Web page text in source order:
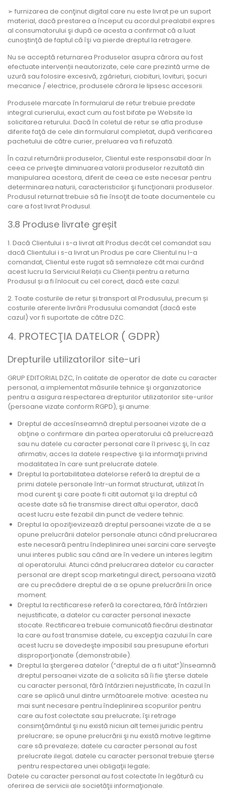
➢ furnizarea de conţinut digital care nu este livrat pe un suport
material, dacă prestarea a început cu acordul prealabil expres
al consumatorului şi după ce acesta a confirmat că a luat
cunoştinţă de faptul că îşi va pierde dreptul la retragere.
Nu se acceptă returnarea Produselor asupra cărora au fost
efectuate intervenții neautorizate, cele care prezintă urme de
uzură sau folosire excesivă, zgârieturi, ciobituri, lovituri, șocuri
mecanice / electrice, produsele cărora le lipsesc accesorii.
Produsele marcate în formularul de retur trebuie predate
integral curierului, exact cum au fost bifate pe Website la
solicitarea returului. Dacă în coletul de retur se afla produse
diferite faţă de cele din formularul completat, după verificarea
pachetului de către curier, preluarea va fi refuzată.
În cazul returnării produselor, Clientul este responsabil doar în
ceea ce priveşte diminuarea valorii produselor rezultată din
manipularea acestora, diferit de ceea ce este necesar pentru
determinarea naturii, caracteristicilor şi funcţionarii produselor.
Produsul returnat trebuie să fie însoţit de toate documentele cu
care a fost livrat Produsul.
3.8 Produse livrate greșit
1. Dacă Clientului i s-a livrat alt Produs decât cel comandat sau
dacă Clientului i s-a livrat un Produs pe care Clientul nu l-a
comandat, Clientul este rugat să semnaleze cât mai curând
acest lucru la Serviciul Relații cu Clienții pentru a returna
Produsul și a fi înlocuit cu cel corect, dacă este cazul.
2. Toate costurile de retur și transport al Produsului, precum și
costurile aferente livrării Produsului comandat (dacă este
cazul) vor fi suportate de către DZC.
4. PROTECŢIA DATELOR ( GDPR)
Drepturile utilizatorilor site-uri
GRUP EDITORIAL DZC, în calitate de operator de date cu caracter
personal, a implementat măsurile tehnice şi organizatorice
pentru a asigura respectarea drepturilor utilizatorilor site-urilor
(persoane vizate conform RGPD), şi anume:
Dreptul de accesînseamnă dreptul persoanei vizate de a
obţine o confirmare din partea operatorului că prelucrează
sau nu datele cu caracter personal care îl privesc şi, în caz
afirmativ, acces la datele respective şi la informaţii privind
modalitatea în care sunt prelucrate datele.
Dreptul la portabilitatea datelorse referă la dreptul de a
primi datele personale într-un format structurat, utilizat în
mod curent şi care poate fi citit automat şi la dreptul că
aceste date să fie transmise direct altui operator, dacă
acest lucru este fezabil din punct de vedere tehnic.
Dreptul la opoziţievizează dreptul persoanei vizate de a se
opune prelucrării datelor personale atunci când prelucrarea
este necesară pentru îndeplinirea unei sarcini care serveşte
unui interes public sau când are în vedere un interes legitim
al operatorului. Atunci când prelucrarea datelor cu caracter
personal are drept scop marketingul direct, persoana vizată
are cu precădere dreptul de a se opune prelucrării în orice
moment.
Dreptul la rectificarese referă la corectarea, fără întârzieri
nejustificate, a datelor cu caracter personal inexacte
stocate. Rectificarea trebuie comunicată fiecărui destinatar
la care au fost transmise datele, cu excepţia cazului în care
acest lucru se dovedeşte imposibil sau presupune eforturi
disproporţionate (demonstrabile).
Dreptul la ştergerea datelor (“dreptul de a fi uitat”)înseamnă
dreptul persoanei vizate de a solicita să îi fie şterse datele
cu caracter personal, fără întârzieri nejustificate, în cazul în
care se aplică unul dintre următoarele motive: acestea nu
mai sunt necesare pentru îndeplinirea scopurilor pentru
care au fost colectate sau prelucrate; îşi retrage
consimţământul şi nu există niciun alt temei juridic pentru
prelucrare; se opune prelucrării şi nu există motive legitime
care să prevaleze; datele cu caracter personal au fost
prelucrate ilegal; datele cu caracter personal trebuie şterse
pentru respectarea unei obligaţii legale;
Datele cu caracter personal au fost colectate în legătură cu
oferirea de servicii ale societăţii informaţionale.